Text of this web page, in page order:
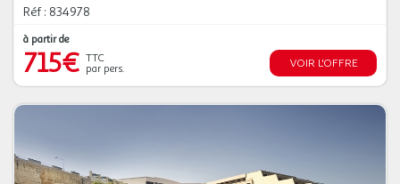
Réf : 834978
à partir de
715€ TTC
par pers.
VOIR L'OFFRE